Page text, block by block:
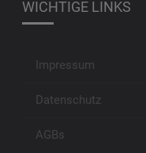
WICHTIGE LINKS
Impressum
Datenschutz
AGBs